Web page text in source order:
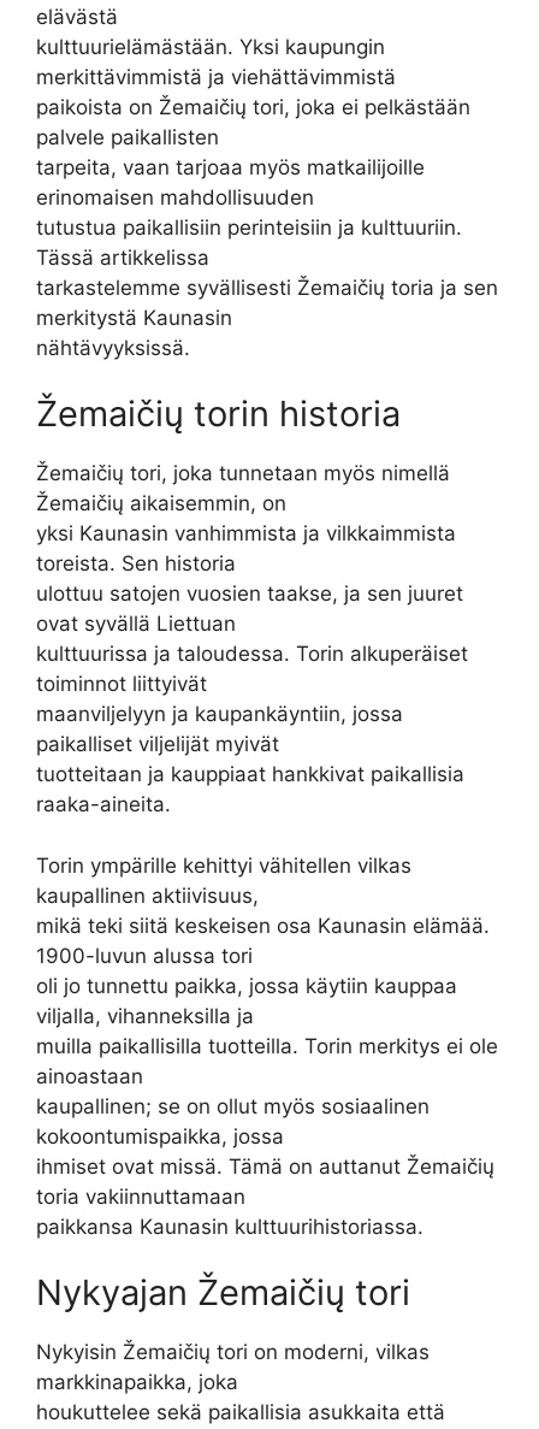
elävästä
kulttuurielämästään. Yksi kaupungin
merkittävimmistä ja viehättävimmistä
paikoista on Žemaičių tori, joka ei pelkästään
palvele paikallisten
tarpeita, vaan tarjoaa myös matkailijoille
erinomaisen mahdollisuuden
tutustua paikallisiin perinteisiin ja kulttuuriin.
Tässä artikkelissa
tarkastelemme syvällisesti Žemaičių toria ja sen
merkitystä Kaunasin
nähtävyyksissä.
Žemaičių torin historia
Žemaičių tori, joka tunnetaan myös nimellä
Žemaičių aikaisemmin, on
yksi Kaunasin vanhimmista ja vilkkaimmista
toreista. Sen historia
ulottuu satojen vuosien taakse, ja sen juuret
ovat syvällä Liettuan
kulttuurissa ja taloudessa. Torin alkuperäiset
toiminnot liittyivät
maanviljelyyn ja kaupankäyntiin, jossa
paikalliset viljelijät myivät
tuotteitaan ja kauppiaat hankkivat paikallisia
raaka-aineita.
Torin ympärille kehittyi vähitellen vilkas
kaupallinen aktiivisuus,
mikä teki siitä keskeisen osa Kaunasin elämää.
1900-luvun alussa tori
oli jo tunnettu paikka, jossa käytiin kauppaa
viljalla, vihanneksilla ja
muilla paikallisilla tuotteilla. Torin merkitys ei ole
ainoastaan
kaupallinen; se on ollut myös sosiaalinen
kokoontumispaikka, jossa
ihmiset ovat missä. Tämä on auttanut Žemaičių
toria vakiinnuttamaan
paikkansa Kaunasin kulttuurihistoriassa.
Nykyajan Žemaičių tori
Nykyisin Žemaičių tori on moderni, vilkas
markkinapaikka, joka
houkuttelee sekä paikallisia asukkaita että